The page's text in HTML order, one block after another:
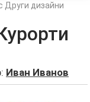
Други дизайни
Иван Иванов